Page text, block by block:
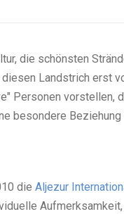
die schöns­ten
Land­strich erst
Per­so­nen vor­stel­len,
beson­de­re
die Alje­zur